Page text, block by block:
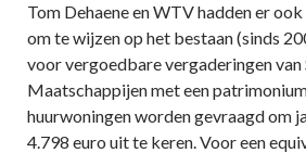
Tom Dehaene en WTV hadden er
om te wijzen op het bestaan (sinds
voor vergoedbare vergaderingen van
Maatschappijen met een
huurwoningen worden gevraagd om
4.798 euro uit te keren. Voor een